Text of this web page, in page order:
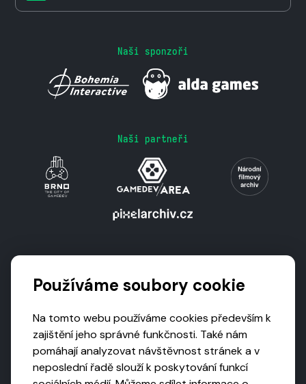
Naši sponzoři
Naši partneři
Používáme soubory cookie
Na tomto webu používáme cookies především k
zajištění jeho správné funkčnosti. Také nám
pomáhají analyzovat návštěvnost stránek a v
neposlední řadě slouží k poskytování funkcí